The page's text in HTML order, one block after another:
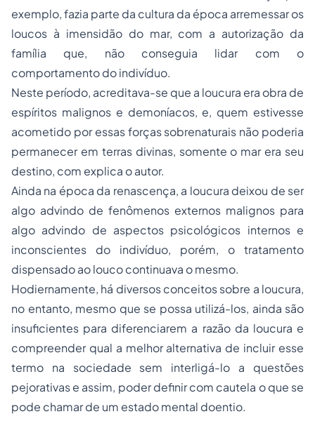
exemplo, fazia parte da cultura da época arremessar os
loucos à imensidão do mar, com a autorização da
família que, não conseguia lidar com o
comportamento do indivíduo.
Neste período, acreditava-se que a loucura era obra de
espíritos malignos e demoníacos, e, quem estivesse
acometido por essas forças sobrenaturais não poderia
permanecer em terras divinas, somente o mar era seu
destino, com explica o autor.
Ainda na época da renascença, a loucura deixou de ser
algo advindo de fenômenos externos malignos para
algo advindo de aspectos psicológicos internos e
inconscientes do indivíduo, porém, o tratamento
dispensado ao louco continuava o mesmo.
Hodiernamente, há diversos conceitos sobre a loucura,
no entanto, mesmo que se possa utilizá-los, ainda são
insuficientes para diferenciarem a razão da loucura e
compreender qual a melhor alternativa de incluir esse
termo na sociedade sem interligá-lo a questões
pejorativas e assim, poder definir com cautela o que se
pode chamar de um estado mental doentio.